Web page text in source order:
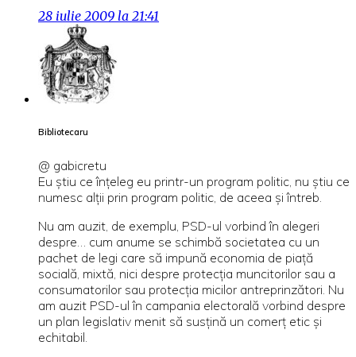
28 iulie 2009 la 21:41
Bibliotecaru
@ gabicretu
Eu ştiu ce înţeleg eu printr-un program politic, nu ştiu ce
numesc alţii prin program politic, de aceea şi întreb.
Nu am auzit, de exemplu, PSD-ul vorbind în alegeri
despre… cum anume se schimbă societatea cu un
pachet de legi care să impună economia de piaţă
socială, mixtă, nici despre protecţia muncitorilor sau a
consumatorilor sau protecţia micilor antreprinzători. Nu
am auzit PSD-ul în campania electorală vorbind despre
un plan legislativ menit să susţină un comerţ etic şi
echitabil.